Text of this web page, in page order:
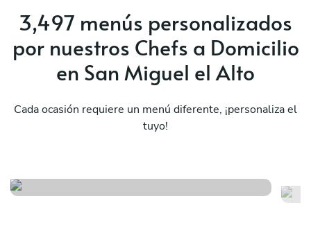
3,497 menús personalizados
por nuestros Chefs a Domicilio
en San Miguel el Alto
Cada ocasión requiere un menú diferente, ¡personaliza el
tuyo!